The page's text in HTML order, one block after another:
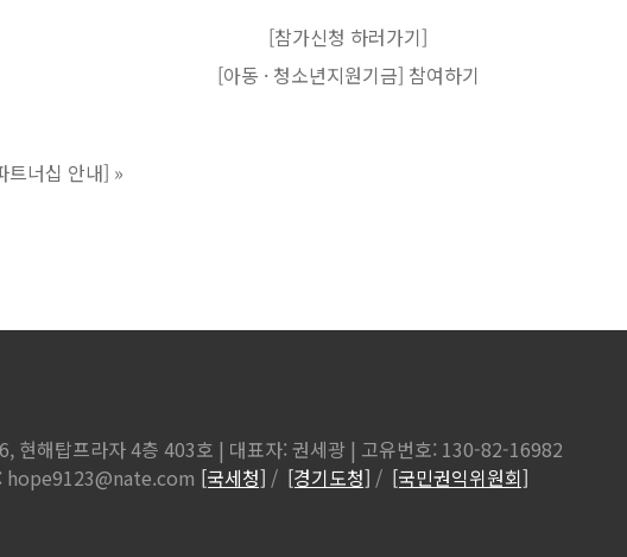
[참가신청 하러가기]
[아동 · 청소년지원기금] 참여하기
트너십 안내] »
현해탑프라자 4층 403호 | 대표자: 권세광 | 고유번호: 130-82-16982
hope9123@nate.com [국세청] / [경기도청] / [국민권익위원회]